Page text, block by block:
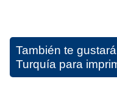
También te
Turquía para